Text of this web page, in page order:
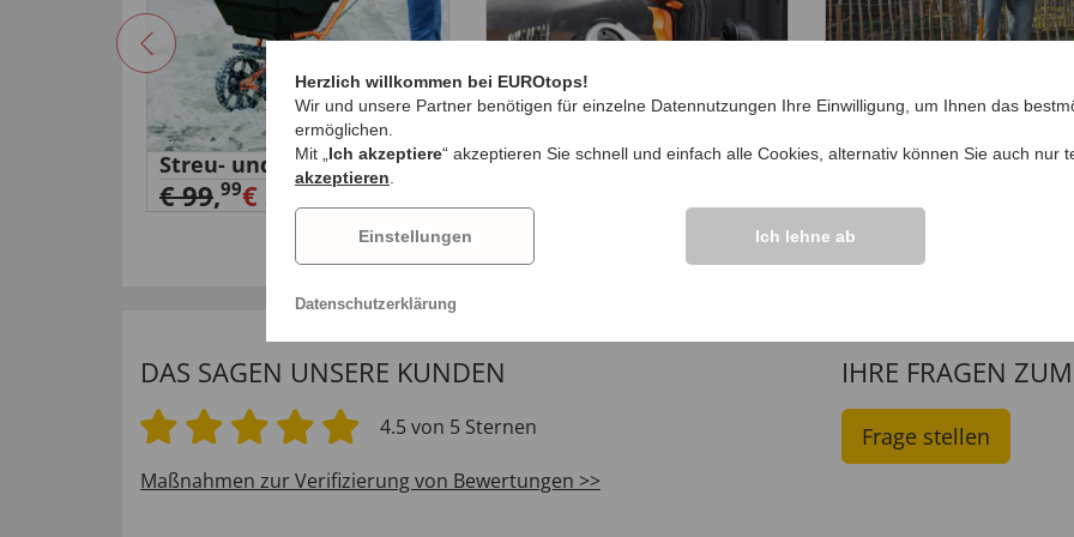
Streu- und Saatwagen
€ 99,99€ 39,99
3-in-1-Akkuschrauber
Kraftsparende
99€ 39,
DAS SAGEN UNSERE KUNDEN
4.5 von 5 Sternen
Maßnahmen zur Verifizierung von Bewertungen >>
IHRE FRAGEN
Frage stellen
Herzlich willkommen bei EUROtops!
Wir und unsere Partner benötigen für einzelne Datennutzungen Ihre Einwilligung, um Ihnen das
ermöglichen.
Mit „ Ich akzeptiere“ akzeptieren Sie schnell und einfach alle Cookies, alternativ können Sie auch nur
akzeptieren
Einstellungen Ich lehne ab
Datenschutzerklärung